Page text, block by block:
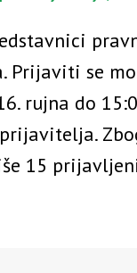
Prijaviti se
rujna do
15